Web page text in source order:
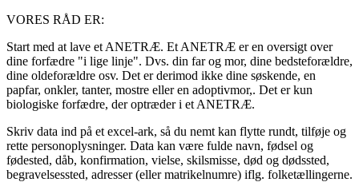
VORES RÅD ER:
Start med at lave et ANETRÆ. Et ANETRÆ er en oversigt over
dine forfædre "i lige linje". Dvs. din far og mor, dine bedsteforældre,
dine oldeforældre osv. Det er derimod ikke dine søskende, en
papfar, onkler, tanter, mostre eller en adoptivmor,. Det er kun
biologiske forfædre, der optræder i et ANETRÆ.
Skriv data ind på et excel-ark, så du nemt kan flytte rundt, tilføje og
rette personoplysninger. Data kan være fulde navn, fødsel og
fødested, dåb, konfirmation, vielse, skilsmisse, død og dødssted,
begravelsessted, adresser (eller matrikelnumre) iflg. folketællingerne.